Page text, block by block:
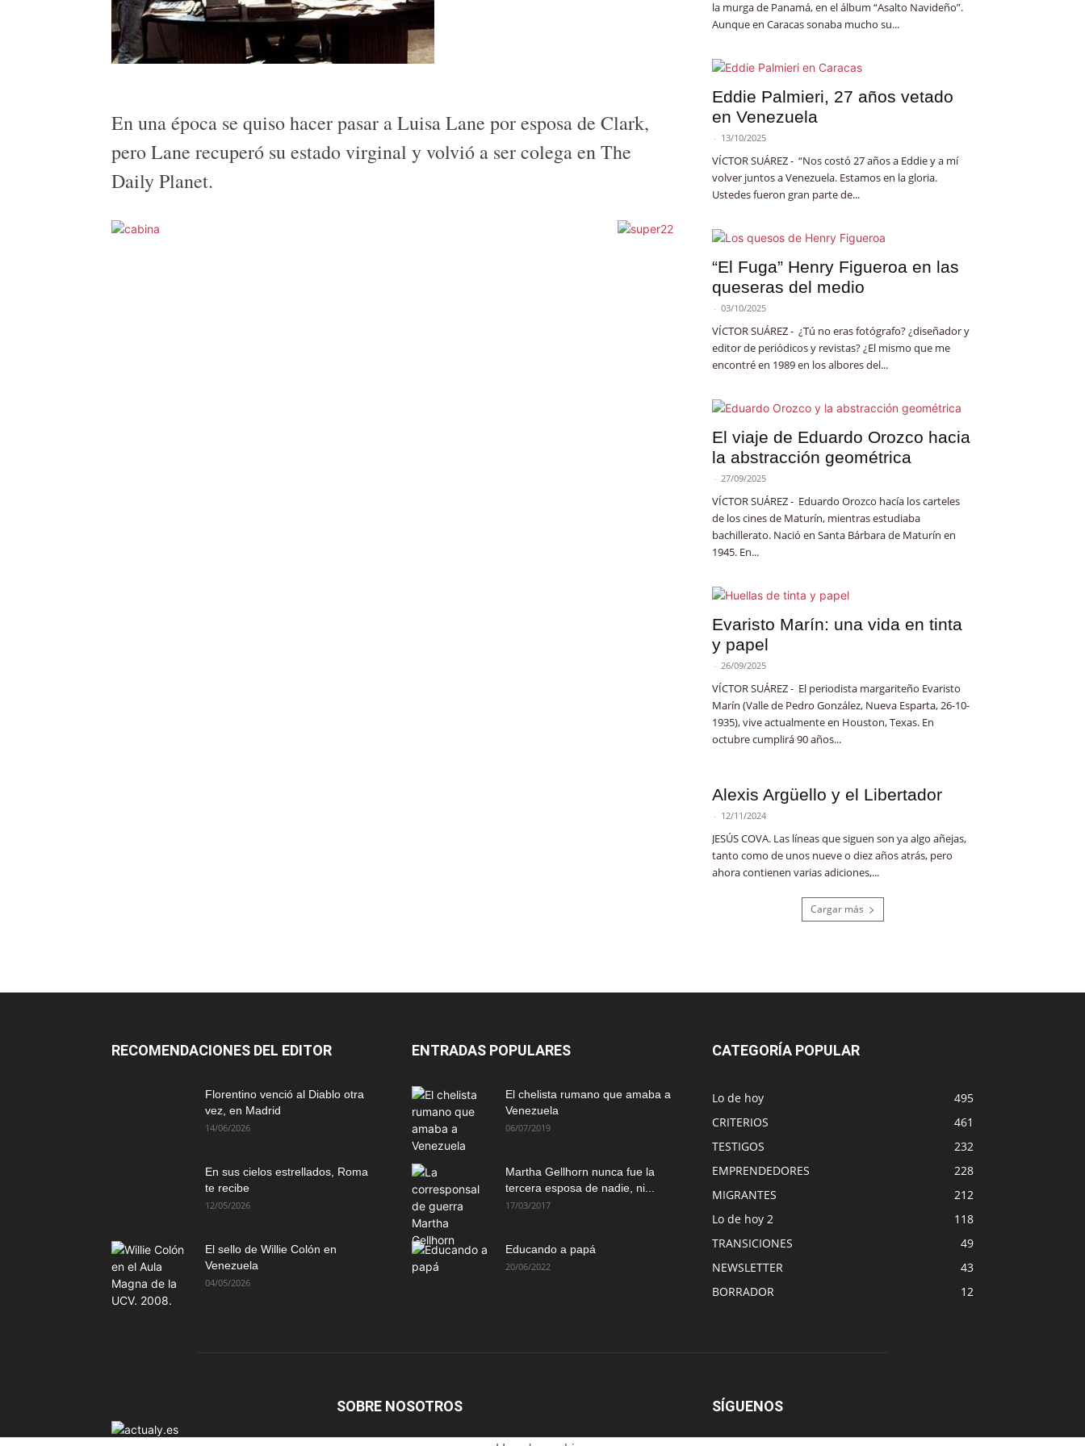
En una época se quiso hacer pasar a Luisa Lane por esposa de Clark,
pero Lane recuperó su estado virginal y volvió a ser colega en The
Daily Planet.
la murga de Panamá, en el álbum “Asalto Navideño”.
Aunque en Caracas sonaba mucho su...
Eddie Palmieri, 27 años vetado
en Venezuela
- 13/10/2025
VÍCTOR SUÁREZ - “Nos costó 27 años a Eddie y a mí
volver juntos a Venezuela. Estamos en la gloria.
Ustedes fueron gran parte de...
“El Fuga” Henry Figueroa en las
queseras del medio
- 03/10/2025
VÍCTOR SUÁREZ - ¿Tú no eras fotógrafo? ¿diseñador y
editor de periódicos y revistas? ¿El mismo que me
encontré en 1989 en los albores del...
El viaje de Eduardo Orozco hacia
la abstracción geométrica
- 27/09/2025
VÍCTOR SUÁREZ - Eduardo Orozco hacía los carteles
de los cines de Maturín, mientras estudiaba
bachillerato. Nació en Santa Bárbara de Maturín en
1945. En...
Evaristo Marín: una vida en tinta
y papel
- 26/09/2025
VÍCTOR SUÁREZ - El periodista margariteño Evaristo
Marín (Valle de Pedro González, Nueva Esparta, 26-10-
1935), vive actualmente en Houston, Texas. En
octubre cumplirá 90 años...
Alexis Argüello y el Libertador
- 12/11/2024
JESÚS COVA. Las líneas que siguen son ya algo añejas,
tanto como de unos nueve o diez años atrás, pero
ahora contienen varias adiciones,...
Cargar más
RECOMENDACIONES DEL EDITOR
Florentino venció al Diablo otra
vez, en Madrid
14/06/2026
En sus cielos estrellados, Roma
te recibe
12/05/2026
El sello de Willie Colón en
Venezuela
04/05/2026
ENTRADAS POPULARES
El chelista rumano que amaba a
Venezuela
06/07/2019
Martha Gellhorn nunca fue la
tercera esposa de nadie, ni...
17/03/2017
Educando a papá
20/06/2022
CATEGORÍA POPULAR
Lo de hoy
495
CRITERIOS
461
TESTIGOS
232
EMPRENDEDORES
228
MIGRANTES
212
Lo de hoy 2
118
TRANSICIONES
49
NEWSLETTER
43
BORRADOR
12
SOBRE NOSOTROS SÍGUENOS